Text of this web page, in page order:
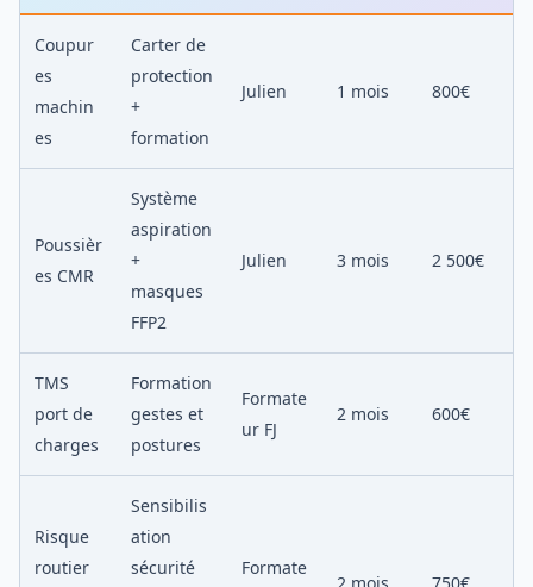
Coupur
es
machin
es
Carter de
protection
+
formation
Julien 1 mois 800€
Poussièr
es CMR
Système
aspiration
+
masques
FFP2
Julien 3 mois 2 500€
TMS
port de
charges
Formation
gestes et
postures
Formate
ur FJ
2 mois 600€
Risque
routier
Sensibilis
ation
sécurité
Formate
2 mois 750€